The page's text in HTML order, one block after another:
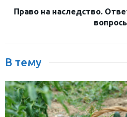
Право на наследство.
В тему